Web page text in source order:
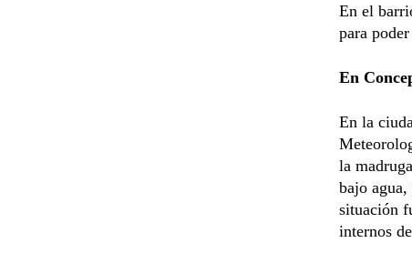
En el
para
En
En la
la
bajo
situación
internos